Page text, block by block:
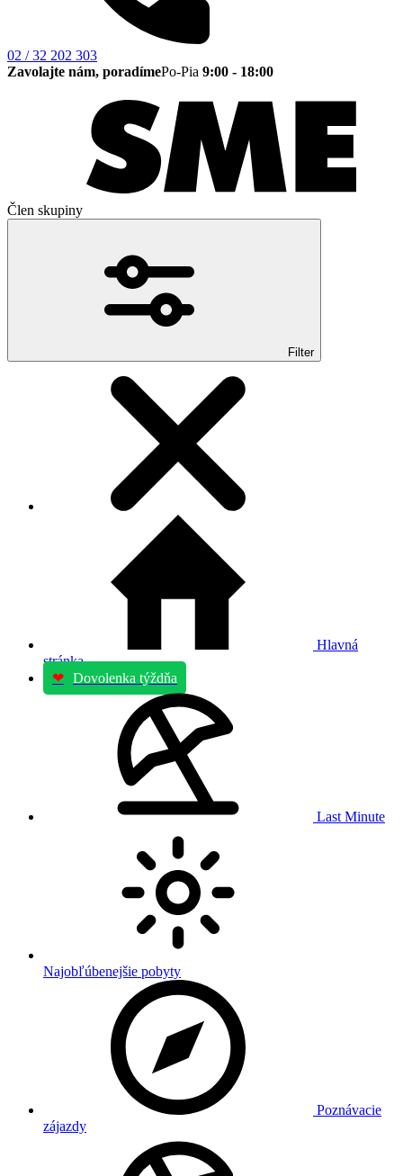
02 / 32 202 303
Zavolajte nám, poradímePo-Pia 9:00 - 18:00
Člen skupiny
Filter
Hlavná
stránka
❤ Dovolenka týždňa
Last Minute
Najobľúbenejšie pobyty
Poznávacie
zájazdy